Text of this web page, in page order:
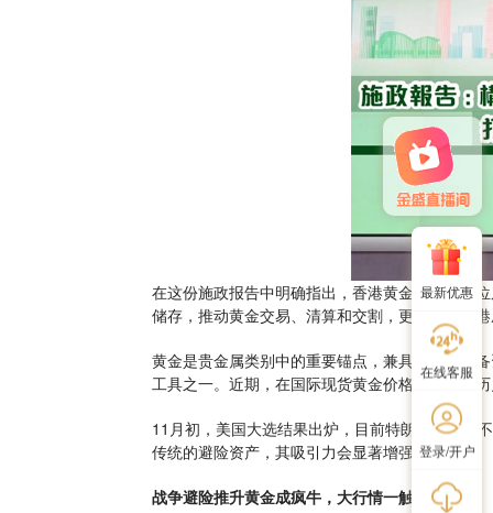
最新优惠
在线客服
登录/开户
在这份施政报告中明确指出，香港黄金进出口量
储存，推动黄金交易、清算和交割，更可发展香
黄金是贵金属类别中的重要锚点，兼具商品、储
工具之一。近期，在国际现货黄金价格不断刷新
11月初，美国大选结果出炉，目前特朗普当选并
传统的避险资产，其吸引力会显著增强。
战争避险推升黄金成疯牛，大行情一触即发！